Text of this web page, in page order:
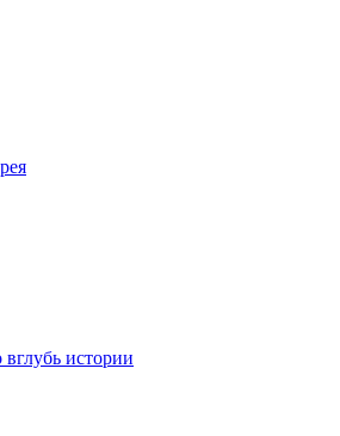
истории